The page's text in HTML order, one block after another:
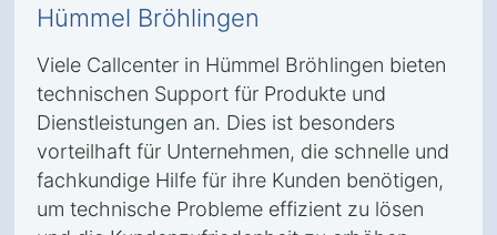
Hümmel Bröhlingen
Viele Callcenter in Hümmel Bröhlingen bieten
technischen Support für Produkte und
Dienstleistungen an. Dies ist besonders
vorteilhaft für Unternehmen, die schnelle und
fachkundige Hilfe für ihre Kunden benötigen,
um technische Probleme effizient zu lösen